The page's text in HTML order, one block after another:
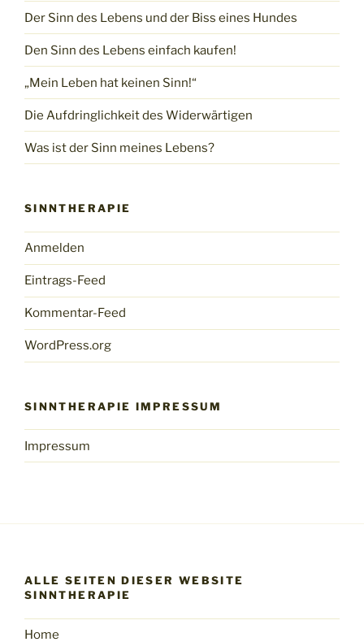
Der Sinn des Lebens und der Biss eines Hundes
Den Sinn des Lebens einfach kaufen!
„Mein Leben hat keinen Sinn!“
Die Aufdringlichkeit des Widerwärtigen
Was ist der Sinn meines Lebens?
SINNTHERAPIE
Anmelden
Eintrags-Feed
Kommentar-Feed
WordPress.org
SINNTHERAPIE IMPRESSUM
Impressum
ALLE SEITEN DIESER WEBSITE
SINNTHERAPIE
Home